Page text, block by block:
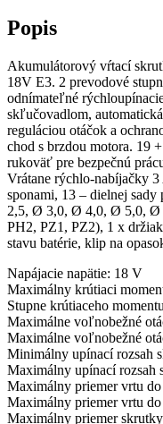
Popis
Akumulátorový vŕtací
18V E3. 2 prevodové
odnímateľné
skľučovadlom,
reguláciou otáčok a
chod s brzdou motora. 19
rukoväť pre bezpečnú
Vrátane rýchlo-nabíjačky
sponami, 13 – dielnej
2,5, Ø 3,0, Ø 4,0, Ø 5,0, Ø
PH2, PZ1, PZ2), 1 x
stavu batérie, klip na
Napájacie napätie: 18 V
Maximálny krútiaci
Stupne krútiaceho
Maximálne voľnobežné
Maximálne voľnobežné
Minimálny upínací rozsah
Maximálny upínací rozsah
Maximálny priemer vrtu
Maximálny priemer vrtu
Maximálny priemer